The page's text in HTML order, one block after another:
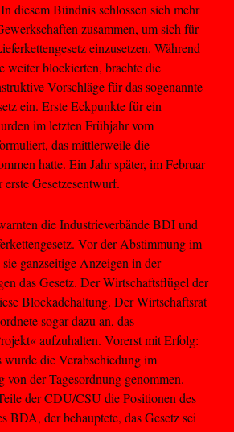
diesem Bündnis schlossen sich mehr
zusammen, um sich für
einzusetzen. Während
weiter blockierten, brachte die
Vorschläge für das sogenannte
ein. Erste Eckpunkte für ein
im letzten Frühjahr vom
das mittlerweile die
hatte. Ein Jahr später, im Februar
Gesetzesentwurf.
die Industrieverbände BDI und
Vor der Abstimmung im
ganzseitige Anzeigen in der
das Gesetz. Der Wirtschaftsflügel der
Blockadehaltung. Der Wirtschaftsrat
sogar dazu an, das
aufzuhalten. Vorerst mit Erfolg:
wurde die Verabschiedung im
von der Tagesordnung genommen.
der CDU/CSU die Positionen des
BDA, der behauptete, das Gesetz sei